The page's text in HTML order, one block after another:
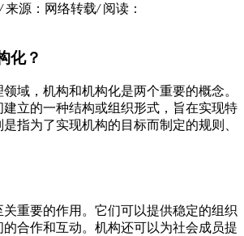
/ 来源：网络转载/ 阅读：
化？
域，机构和机构化是两个重要的概念。
立的一种结构或组织形式，旨在实现特
指为了实现机构的目标而制定的规则、
重要的作用。它们可以提供稳定的组织
合作和互动。机构还可以为社会成员提